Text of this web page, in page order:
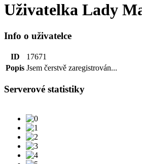
Uživatelka Lady
Info o uživatelce
ID
17671
Popis Jsem čerstvě zaregistrován...
Serverové statistiky